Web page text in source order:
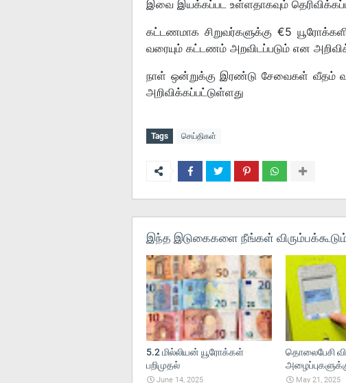
இவை இயக்கப்பட உள்ளதாகவும்
கட்டணமாக சிறுவர்களுக்கு €5
வரையும் கட்டணம் அறவிடப்படும் என
நாள் ஒன்றுக்கு இரண்டு சேவைகள் வீதம்
அறிவிக்கப்பட்டுள்ளது
Tags செய்திகள்
இந்த இடுகைகளை நீங்கள்
5.2 மில்லியன் யூரோக்கள்
பறிமுதல்
June 14, 2025
தொலைபேசி
May 21, 2025